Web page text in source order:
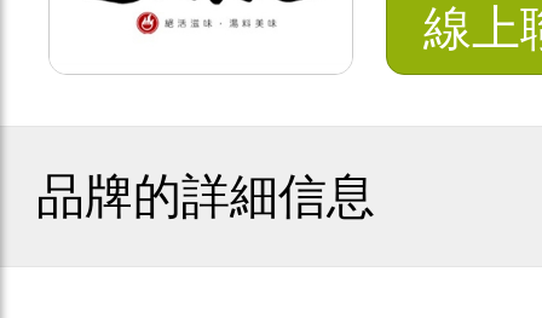
線上
品牌的詳細信息